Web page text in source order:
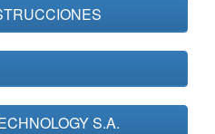
S.A.